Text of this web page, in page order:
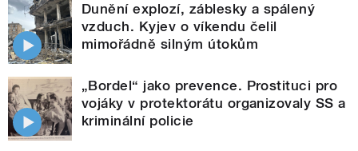
Dunění explozí, záblesky a spálený
vzduch. Kyjev o víkendu čelil
mimořádně silným útokům
„Bordel“ jako prevence. Prostituci pro
vojáky v protektorátu organizovaly SS a
kriminální policie